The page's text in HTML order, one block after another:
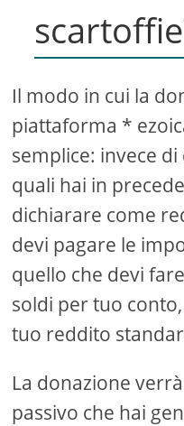
Il modo in cui la
piattaforma *
semplice: invece
quali hai in
dichiarare come
devi pagare le
quello che devi
soldi per tuo
tuo reddito
La donazione
passivo che hai